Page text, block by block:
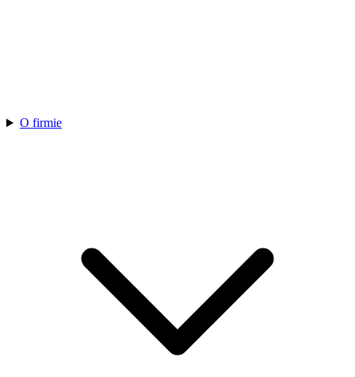
O firmie